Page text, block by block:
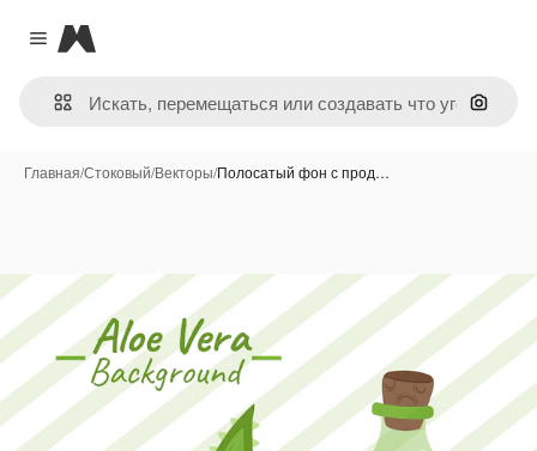
Close menu
Magnific
Поиск
Главная/Стоковый/Векторы/Полосатый фон с прод…